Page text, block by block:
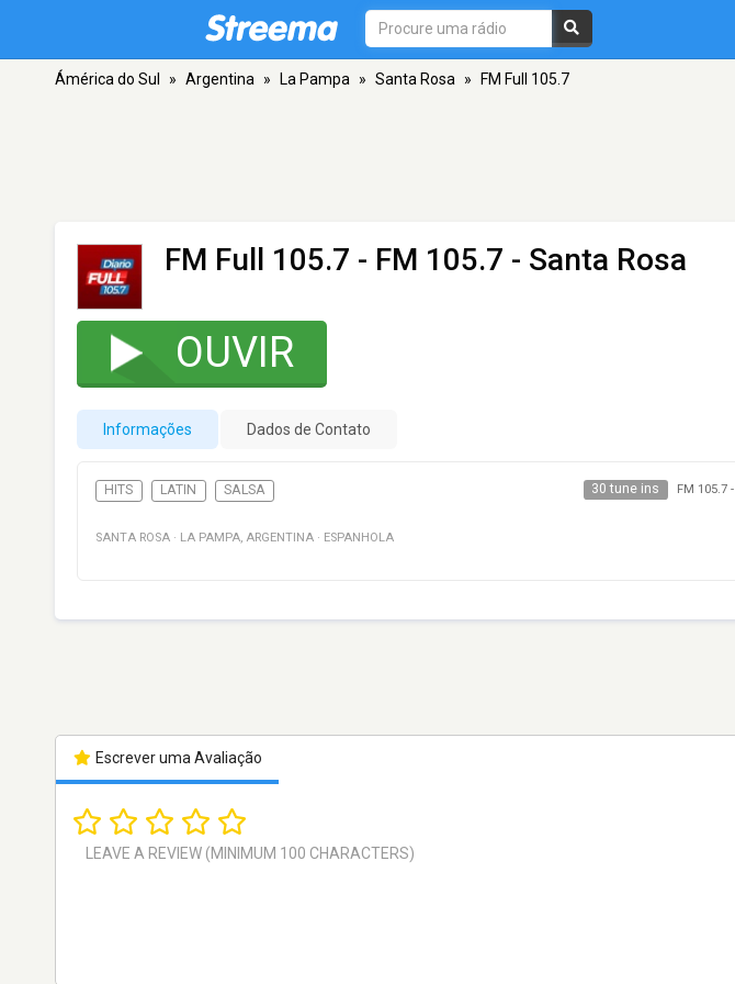
Ámérica do Sul » Argentina » La Pampa » Santa Rosa » FM Full 105.7
FM Full 105.7 - FM 105.7 - Santa Rosa
OUVIR
Informações Dados de Contato
HITS LATIN SALSA 30 tune ins FM 105.7-
SANTA ROSA · LA PAMPA, ARGENTINA · ESPANHOLA
Escrever uma Avaliação